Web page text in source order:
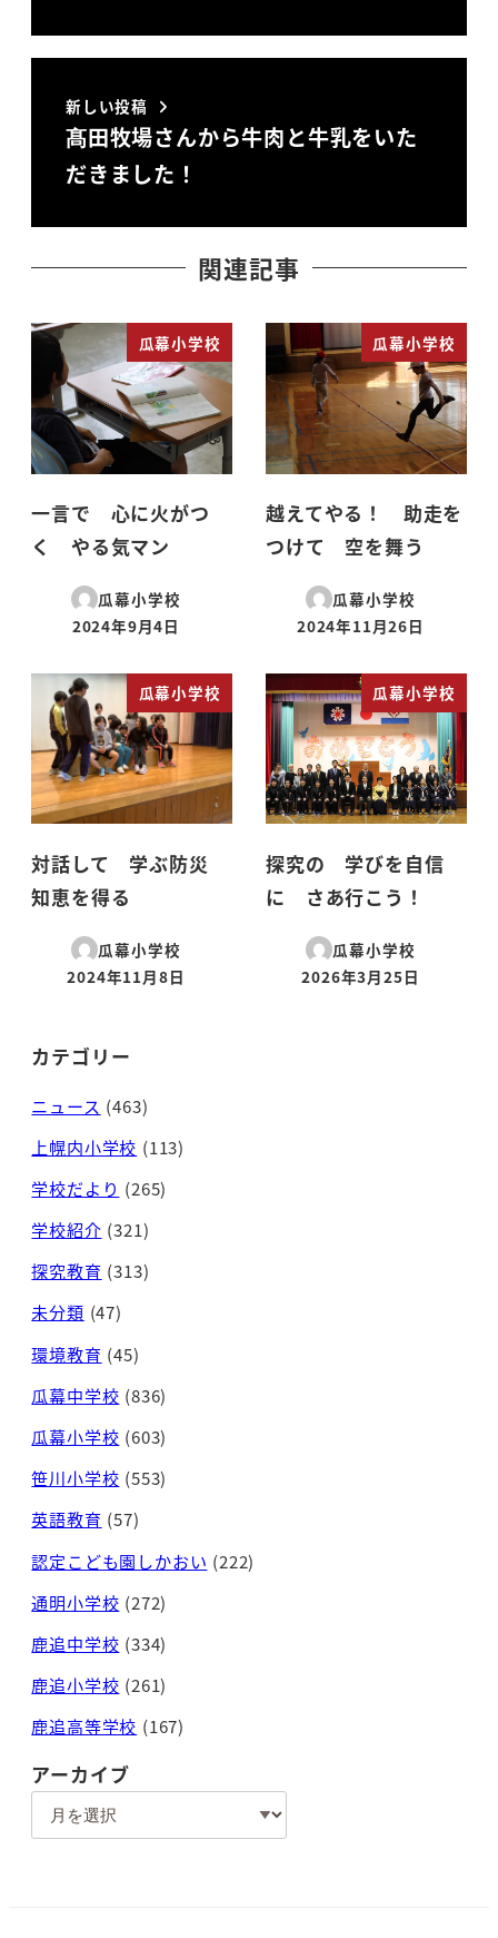
新しい投稿
髙田牧場さんから牛肉と牛乳をいた
だきました！
関連記事
瓜幕小学校
一言で 心に火がつ
く やる気マン
瓜幕小学校
投稿日
2024年9月4日
瓜幕小学校
越えてやる！ 助走を
つけて 空を舞う
瓜幕小学校
投稿日
2024年11月26日
瓜幕小学校
対話して 学ぶ防災
知恵を得る
瓜幕小学校
投稿日
2024年11月8日
瓜幕小学校
探究の 学びを自信
に さあ行こう！
瓜幕小学校
投稿日
2026年3月25日
カテゴリー
ニュース (463)
上幌内小学校 (113)
学校だより (265)
学校紹介 (321)
探究教育 (313)
未分類 (47)
環境教育 (45)
瓜幕中学校 (836)
瓜幕小学校 (603)
笹川小学校 (553)
英語教育 (57)
認定こども園しかおい (222)
通明小学校 (272)
鹿追中学校 (334)
鹿追小学校 (261)
鹿追高等学校 (167)
アーカイブ